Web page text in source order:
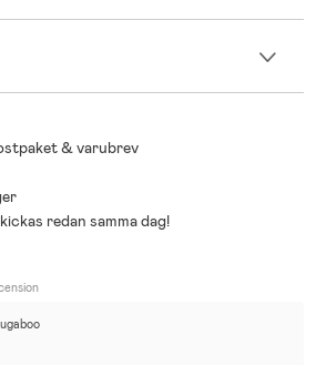
& varubrev
redan samma dag!